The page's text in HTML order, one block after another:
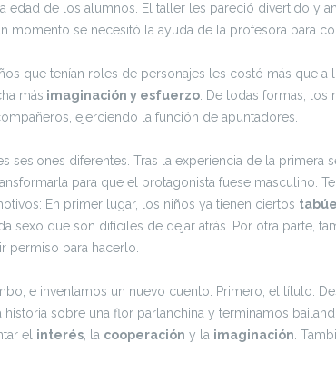
edad de los alumnos. El taller les pareció divertido y
momento se necesitó la ayuda de la profesora para
que tenían roles de personajes les costó más que a
más imaginación y esfuerzo . De todas formas,
ejerciendo la función de apuntadores.
sesiones diferentes. Tras la experiencia de la primera
para que el protagonista fuese masculino.
En primer lugar, los niños ya tienen ciertos
sexo que son difíciles de dejar atrás. Por otra parte,
permiso para hacerlo.
e inventamos un nuevo cuento. Primero, el título.
sobre una flor parlanchina y terminamos
el interés , la cooperación y la imaginación .